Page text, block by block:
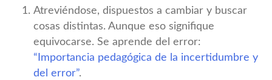
Atreviéndose, dispuestos a cambiar y buscar
cosas distintas. Aunque eso signifique
equivocarse. Se aprende del error:
“Importancia pedagógica de la incertidumbre y
del error”.